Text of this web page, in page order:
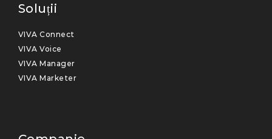
Soluții
VIVA Connect
VIVA Voice
VIVA Manager
VIVA Marketer